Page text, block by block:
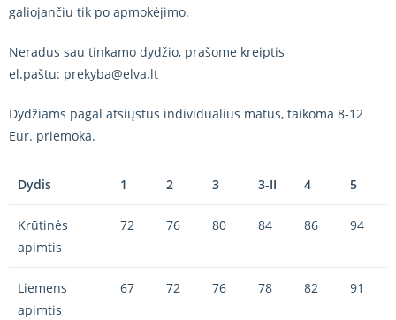
galiojančiu tik po apmokėjimo.
Neradus sau tinkamo dydžio, prašome kreiptis
el.paštu: prekyba@elva.lt
Dydžiams pagal atsiųstus individualius matus, taikoma 8-12
Eur. priemoka.
Dydis 1 2 3 3-II 4 5
Krūtinės
apimtis
72 76 80 84 86 94
Liemens
apimtis
67 72 76 78 82 91